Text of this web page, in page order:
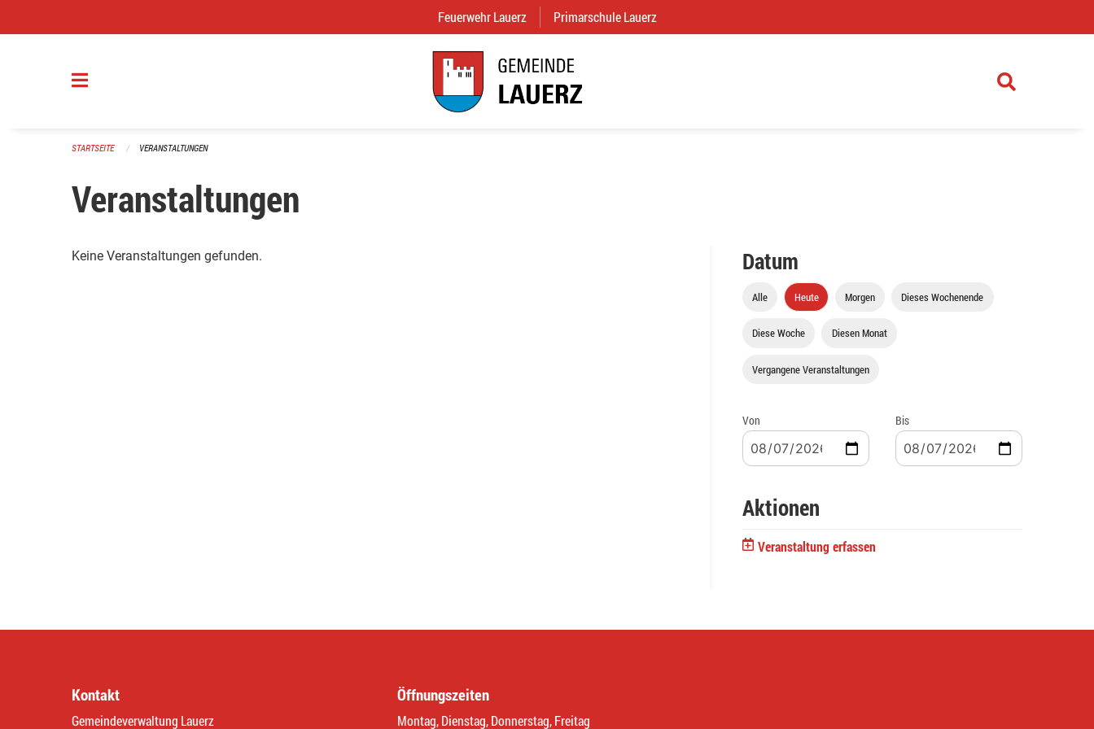
Feuerwehr Lauerz (External Link)
Primarschule Lauerz
STARTSEITE VERANSTALTUNGEN
Veranstaltungen
Keine Veranstaltungen gefunden. Datum
Alle Heute Morgen Dieses Wochenende
Diese Woche Diesen Monat
Vergangene Veranstaltungen
Von Bis
Aktionen
Veranstaltung erfassen
Kontakt
Gemeindeverwaltung Lauerz
Öffnungszeiten
Montag, Dienstag, Donnerstag, Freitag